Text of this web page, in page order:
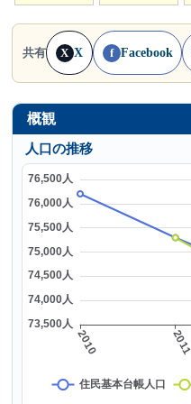
共有 X X f Facebook
概観
人口の推移